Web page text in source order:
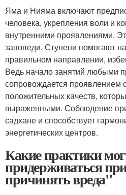
Яма и Нияма включают
человека, укрепления воли и
внутренними проявлениями.
заповеди. Ступени помогают
правильном направлении,
Ведь начало занятий любыми
сопровождается проявлением
положительных качеств,
выраженными. Соблюдение
садхане и способствует
энергетических центров.
Какие практики
придерживаться
причинять вреда"